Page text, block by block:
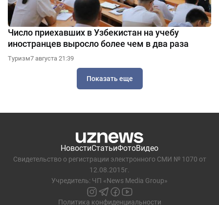
Число приехавших в Узбекистан на учебу
иностранцев выросло более чем в два раза
Туризм7 августа 21:39
Показать еще
НовостиСтатьиФотоВидео
Свидетельство о регистрации электронного СМИ № 1070 от
12.08.2015г.
Учредитель: ЧП «News Media Group»
Политика конфиденциальности